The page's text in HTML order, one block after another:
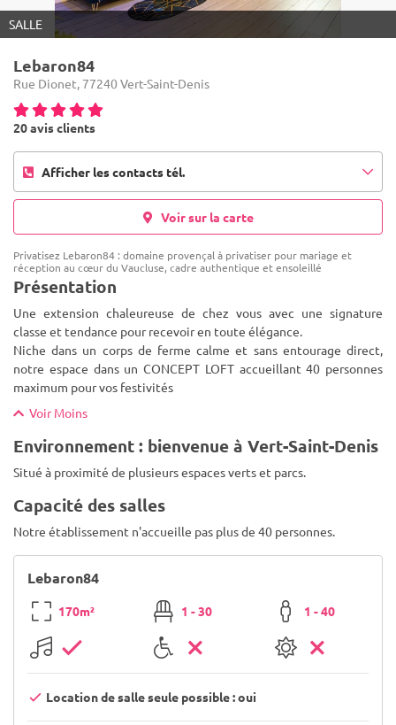
SALLE
Lebaron84
Rue Dionet, 77240 Vert-Saint-Denis
20 avis clients
Afficher les contacts tél.
Voir sur la carte
Privatisez Lebaron84 : domaine provençal à privatiser pour mariage et
réception au cœur du Vaucluse, cadre authentique et ensoleillé
Présentation
Une extension chaleureuse de chez vous avec une signature
classe et tendance pour recevoir en toute élégance.
Niche dans un corps de ferme calme et sans entourage direct,
notre espace dans un CONCEPT LOFT accueillant 40 personnes
maximum pour vos festivités
Voir Moins
Environnement : bienvenue à Vert-Saint-Denis
Situé à proximité de plusieurs espaces verts et parcs.
Capacité des salles
Notre établissement n'accueille pas plus de 40 personnes.
Lebaron84
170m² 1 - 30 1 - 40
Location de salle seule possible : oui